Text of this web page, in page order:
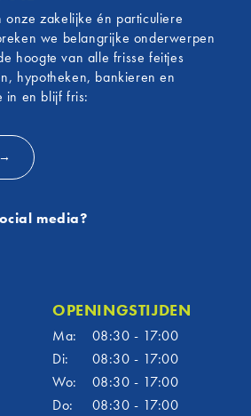
bent u ervan
voldoende tijd
onze zakelijke én particuliere
we belangrijke onderwerpen
hoogte van alle frisse feitjes
hypotheken, bankieren en
in en blijf fris:
media?
OPENINGSTIJDEN
Ma:
08:30 - 17:00
Di:
08:30 - 17:00
Wo:
08:30 - 17:00
Do:
08:30 - 17:00